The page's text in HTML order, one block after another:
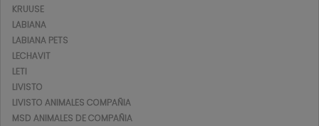
KRUUSE
LABIANA
LABIANA PETS
LECHAVIT
LETI
LIVISTO
LIVISTO ANIMALES COMPAÑIA
MSD ANIMALES DE COMPAÑIA